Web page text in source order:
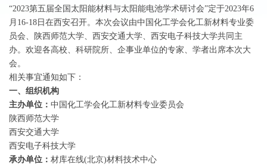
“2023第五届全国太阳能材料与太阳能电池学术研讨会”定于2023年6
月16-18日在西安召开。本次会议由中国化工学会化工新材料专业委
员会、陕西师范大学、西安交通大学、西安电子科技大学共同主
办。欢迎各高校、科研院所、企事业单位的专家、学者出席本次大
会。
相关事宜通知如下：
一、组织机构
主办单位： 中国化工学会化工新材料专业委员会
陕西师范大学
西安交通大学
西安电子科技大学
承办单位： 材库在线(北京)材料技术中心